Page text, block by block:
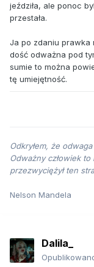
jeździła, ale ponoc
przestała.
Ja po zdaniu prawka
dość odważna pod
sumie to można
tę umiejętność.
Odkryłem, że
Odważny człowiek
przezwyciężył ten
Nelson Mandela
Dalila_